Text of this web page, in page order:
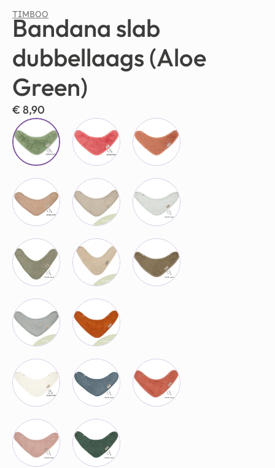
TIMBOO
Bandana slab
dubbellaags (Aloe
Green)
€ 8,90